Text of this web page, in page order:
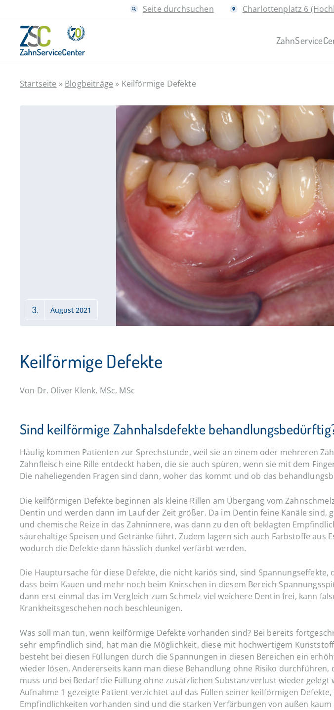
Seite durchsuchen Charlottenplatz 6
Startseite » Blogbeiträge » Keilförmige Defekte
3. August 2021
Keilförmige Defekte
Von Dr. Oliver Klenk, MSc, MSc
Sind keilförmige Zahnhalsdefekte
Häufig kommen Patienten zur Sprechstunde, weil sie an einem oder mehreren
Zahnfleisch eine Rille entdeckt haben, die sie auch spüren, wenn sie mit dem
Die naheliegenden Fragen sind dann, woher das kommt und ob das
Die keilförmigen Defekte beginnen als kleine Rillen am Übergang vom
Dentin und werden dann im Lauf der Zeit größer. Da im Dentin feine Kanäle sind,
und chemische Reize in das Zahninnere, was dann zu den oft beklagten
säurehaltige Speisen und Getränke führt. Zudem lagern sich auch Farbstoffe aus
wodurch die Defekte dann hässlich dunkel verfärbt werden.
Die Hauptursache für diese Defekte, die nicht kariös sind, sind Spannungseffekte,
dass beim Kauen und mehr noch beim Knirschen in diesem Bereich
dann erst einmal das im Vergleich zum Schmelz viel weichere Dentin frei, kann
Krankheitsgeschehen noch beschleunigen.
Was soll man tun, wenn keilförmige Defekte vorhanden sind? Bei bereits
sehr empfindlich sind, hat man die Möglichkeit, diese mit hochwertigem
besteht bei diesen Füllungen durch die Spannungen in diesen Bereichen ein
wieder lösen. Andererseits kann man diese Behandlung ohne Risiko
muss und bei Bedarf die Füllung ohne zusätzlichen Substanzverlust wieder gelegt
Aufnahme 1 gezeigte Patient verzichtet auf das Füllen seiner keilförmigen
Empfindlichkeiten vorhanden sind und die starken Verfärbungen von außen